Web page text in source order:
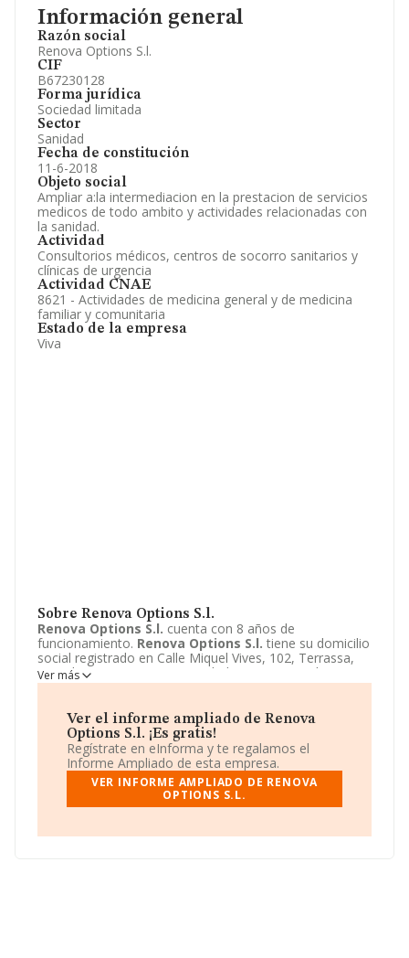
Información general
Razón social
Renova Options S.l.
CIF
B67230128
Forma jurídica
Sociedad limitada
Sector
Sanidad
Fecha de constitución
11-6-2018
Objeto social
Ampliar a:la intermediacion en la prestacion de servicios
medicos de todo ambito y actividades relacionadas con
la sanidad.
Actividad
Consultorios médicos, centros de socorro sanitarios y
clínicas de urgencia
Actividad CNAE
8621 - Actividades de medicina general y de medicina
familiar y comunitaria
Estado de la empresa
Viva
Sobre Renova Options S.l.
Renova Options S.l. cuenta con 8 años de
funcionamiento. Renova Options S.l. tiene su domicilio
social registrado en Calle Miquel Vives, 102, Terrassa,
Barcelona. Enmarca su actividad CNAE principal como
8621 - Actividades de medicina general y de medicina
inscrita como Sociedad limitada.
Ver más
Ver el informe ampliado de Renova
Options S.l. ¡Es gratis!
Regístrate en eInforma y te regalamos el
Informe Ampliado de esta empresa.
VER INFORME AMPLIADO DE RENOVA
OPTIONS S.L.
Información oficial y registral complementaria.